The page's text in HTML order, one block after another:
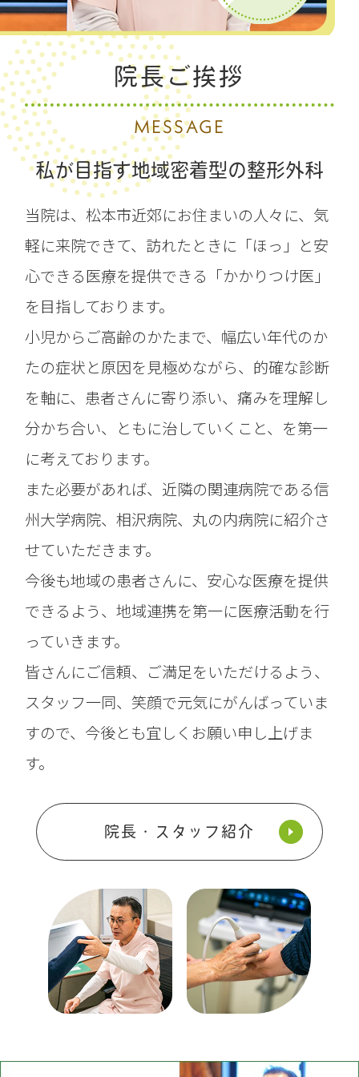
院長ご挨拶
MESSAGE
私が目指す地域密着型の整形外科
当院は、松本市近郊にお住まいの人々に、気
軽に来院できて、訪れたときに「ほっ」と安
心できる医療を提供できる「かかりつけ医」
を目指しております。
小児からご高齢のかたまで、幅広い年代のか
たの症状と原因を見極めながら、的確な診断
を軸に、患者さんに寄り添い、痛みを理解し
分かち合い、ともに治していくこと、を第一
に考えております。
また必要があれば、近隣の関連病院である信
州大学病院、相沢病院、丸の内病院に紹介さ
せていただきます。
今後も地域の患者さんに、安心な医療を提供
できるよう、地域連携を第一に医療活動を行
っていきます。
皆さんにご信頼、ご満足をいただけるよう、
スタッフ一同、笑顔で元気にがんばっていま
すので、今後とも宜しくお願い申し上げま
す。
院長・スタッフ紹介